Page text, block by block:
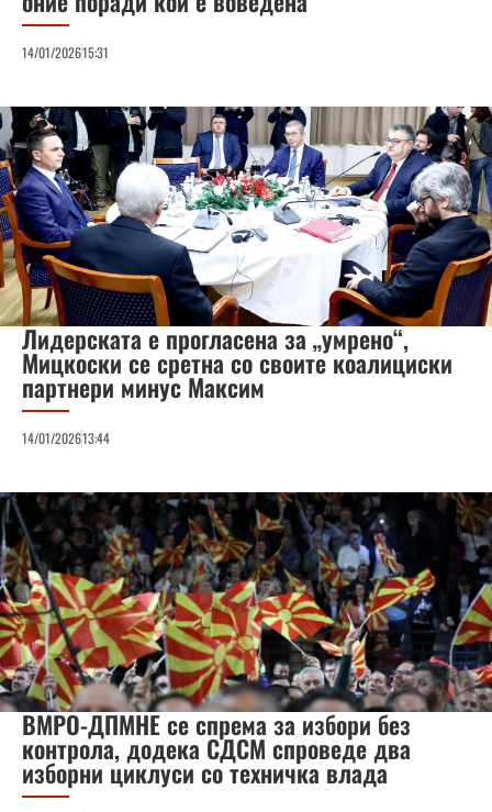
14/01/202615:31
Лидерската е прогласена за „умрено“,
Мицкоски се сретна со своите коалициски
партнери минус Максим
14/01/202613:44
ВМРО-ДПМНЕ се спрема за избори без
контрола, додека СДСМ спроведе два
изборни циклуси со техничка влада